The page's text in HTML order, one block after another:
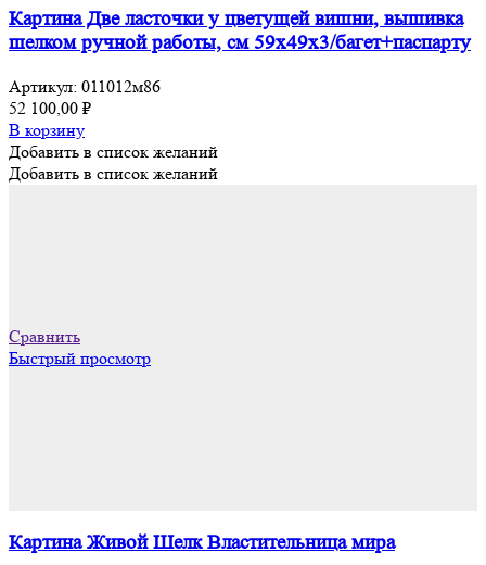
Картина Две ласточки у цветущей вишни, вышивка
шелком ручной работы, см 59х49х3/багет+паспарту
Артикул: 011012м86
52 100,00 ₽
В корзину
Добавить в список желаний
Добавить в список желаний
Сравнить
Быстрый просмотр
Картина Живой Шелк Властительница мира